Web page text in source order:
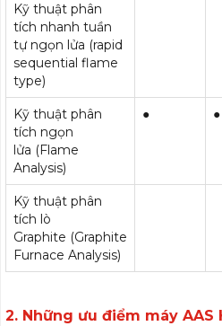
Kỹ thuật phân
tích nhanh tuần
tự ngọn lửa (rapid
sequential flame
type)
Kỹ thuật phân
tích ngọn
lửa (Flame
Analysis)
● ●
Kỹ thuật phân
tích lò
Graphite (Graphite
Furnace Analysis)
2. Những ưu điểm máy AAS